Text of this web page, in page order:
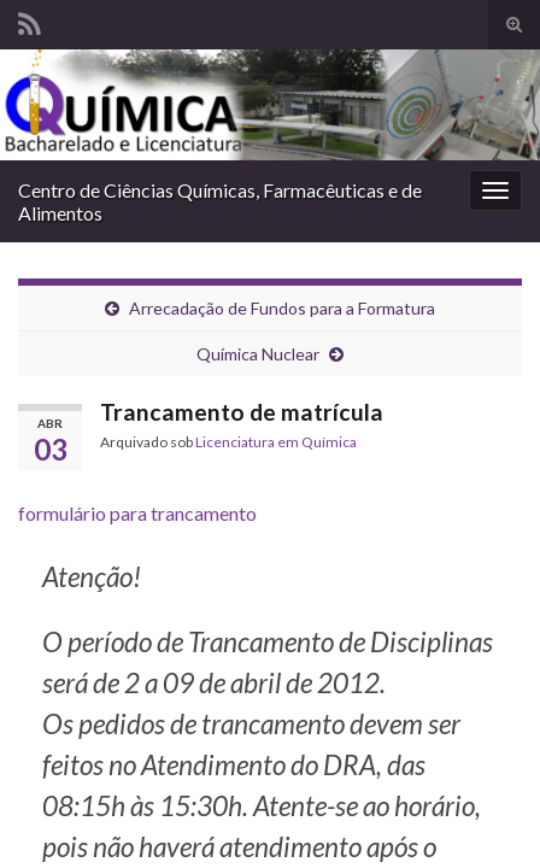
de
Search for:
Centro de Ciências Químicas, Farmacêuticas e de
Alimentos
Arrecadação de Fundos para a Formatura
Química Nuclear
ABR
03
Trancamento de matrícula
Arquivado sobLicenciatura em Química
formulário para trancamento
Atenção!
O período de Trancamento de Disciplinas
será de 2 a 09 de abril de 2012.
Os pedidos de trancamento devem ser
feitos no Atendimento do DRA, das
08:15h às 15:30h. Atente-se ao horário,
pois não haverá atendimento após o